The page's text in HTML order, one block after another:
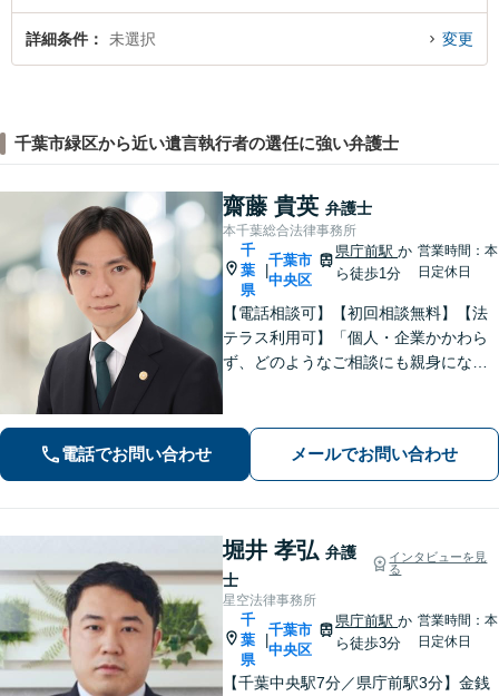
詳細条件 未選択 変更
千葉市緑区から近い遺言執行者の選任に強い弁護士
齋藤 貴英 弁護士
本千葉総合法律事務所
千
葉
県
千葉市
中央区
県庁前駅か
ら徒歩1分
営業時間：本
日定休日
【電話相談可】【初回相談無料】【法
テラス利用可】「個人・企業かかわら
ず、どのようなご相談にも親身になっ
幅広くサポート。【夜間・休日面談
可】【完全個室】【本千葉駅徒歩３
分】
電話でお問い合わせ メールでお問い合わせ
堀井 孝弘 弁護
士
インタビューを見
る
星空法律事務所
千
葉
県
千葉市
中央区
県庁前駅か
ら徒歩3分
営業時間：本
日定休日
【千葉中央駅7分／県庁前駅3分】金銭